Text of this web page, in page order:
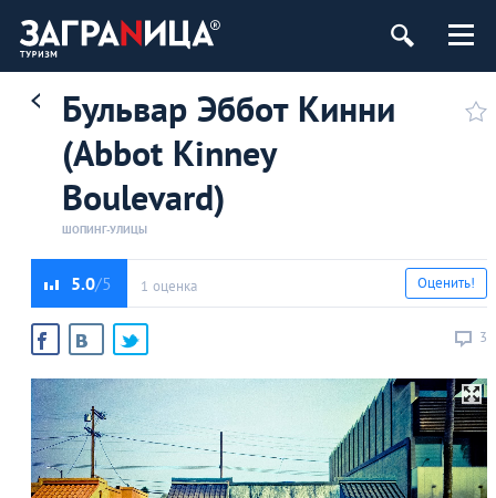
Бульвар Эббот Кинни
(Abbot Kinney
Boulevard)
ШОПИНГ-УЛИЦЫ
5.0 1 оценка
3
Оценить!